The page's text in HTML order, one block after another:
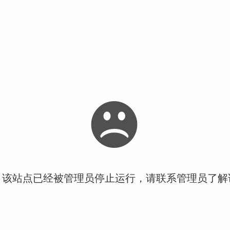
站点已经被管理员停止运行，请联系管理员了